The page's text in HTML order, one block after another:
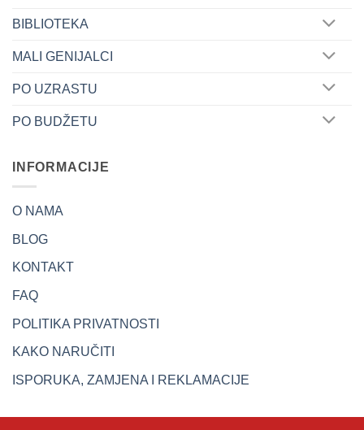
BIBLIOTEKA
MALI GENIJALCI
PO UZRASTU
PO BUDŽETU
INFORMACIJE
O NAMA
BLOG
KONTAKT
FAQ
POLITIKA PRIVATNOSTI
KAKO NARUČITI
ISPORUKA, ZAMJENA I REKLAMACIJE